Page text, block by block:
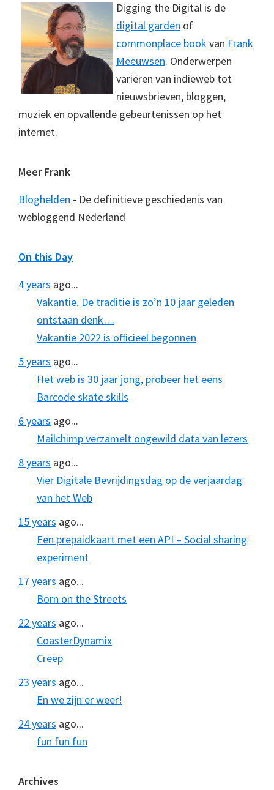
Digging the Digital is de
digital garden of
commonplace bookvan Frank
Meeuwsen. Onderwerpen
variëren van indieweb tot
nieuwsbrieven, bloggen,
muziek en opvallende gebeurtenissen op het
internet.
Meer Frank
Bloghelden - De definitieve geschiedenis van
webloggend Nederland
On this Day
4 years ago...
Vakantie. De traditie is zo’n 10 jaar geleden
ontstaan denk…
Vakantie 2022 is officieel begonnen
5 years ago...
Het web is 30 jaar jong, probeer het eens
Barcode skate skills
6 years ago...
Mailchimp verzamelt ongewild data van lezers
8 years ago...
Vier Digitale Bevrijdingsdag op de verjaardag
van het Web
15 years ago...
Een prepaidkaart met een API – Social sharing
experiment
17 years ago...
Born on the Streets
22 years ago...
CoasterDynamix
Creep
23 years ago...
En we zijn er weer!
24 years ago...
fun fun fun
Archives